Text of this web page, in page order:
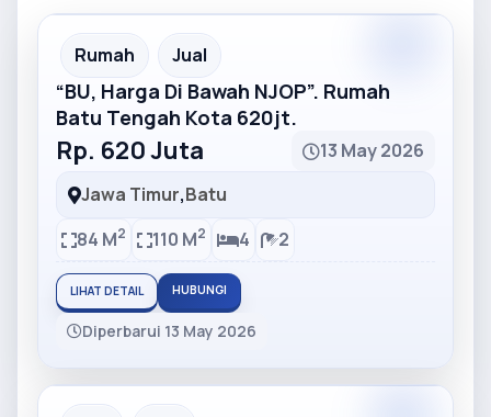
Partner Ad
Rumah Jual
“BU, Harga Di Bawah NJOP”. Rumah
Batu Tengah Kota 620jt.
Rp. 620 Juta
13 May 2026
Jawa Timur,Batu
84 M2 110 M2 4 2
LIHAT DETAIL HUBUNGI
Diperbarui 13 May 2026